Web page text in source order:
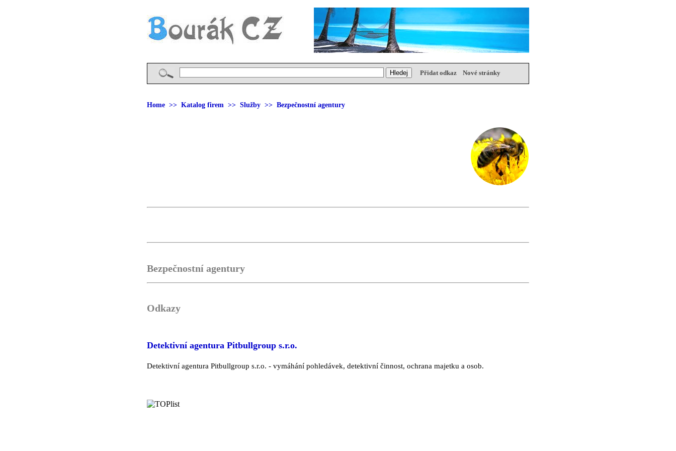
Přidat odkaz Nové stránky
Home >> Katalog firem >> Služby >> Bezpečnostní agentury
Bezpečnostní agentury
Odkazy
Detektivní agentura Pitbullgroup s.r.o.
Detektivní agentura Pitbullgroup s.r.o. - vymáhání pohledávek, detektivní činnost, ochrana majetku a osob.